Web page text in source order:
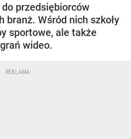
przedsiębiorców
branż. Wśród nich szkoły
sportowe, ale także
wideo.